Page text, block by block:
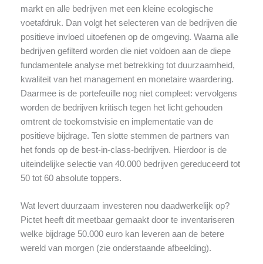
markt en alle bedrijven met een kleine ecologische
voetafdruk. Dan volgt het selecteren van de bedrijven die
positieve invloed uitoefenen op de omgeving. Waarna alle
bedrijven gefilterd worden die niet voldoen aan de diepe
fundamentele analyse met betrekking tot duurzaamheid,
kwaliteit van het management en monetaire waardering.
Daarmee is de portefeuille nog niet compleet: vervolgens
worden de bedrijven kritisch tegen het licht gehouden
omtrent de toekomstvisie en implementatie van de
positieve bijdrage. Ten slotte stemmen de partners van
het fonds op de best-in-class-bedrijven. Hierdoor is de
uiteindelijke selectie van 40.000 bedrijven gereduceerd tot
50 tot 60 absolute toppers.
Wat levert duurzaam investeren nou daadwerkelijk op?
Pictet heeft dit meetbaar gemaakt door te inventariseren
welke bijdrage 50.000 euro kan leveren aan de betere
wereld van morgen (zie onderstaande afbeelding).